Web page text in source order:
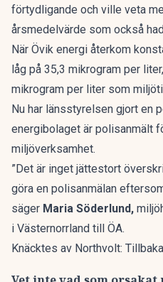
förtydligande och ville veta
årsmedelvärde som också
När Övik energi återkom
låg på 35,3 mikrogram per
mikrogram per liter som
Nu har länsstyrelsen gjort en
energibolaget är polisanmält
miljöverksamhet.
”Det är inget jättestort
göra en polisanmälan
säger Maria Söderlund,
i Västernorrland till ÖA.
Knäcktes av Northvolt: